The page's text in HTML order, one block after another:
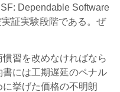
Dependable Software
証実験段階である。ぜ
習を改めなければなら
には工期遅延のペナル
挙げた価格の不明朗